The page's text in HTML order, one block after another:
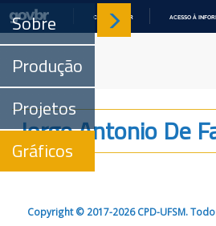
COMUNICA BR ACESSO À
Sobre
Produção
Projetos
Gráficos
Jorge Antonio De
Copyright © 2017-2026 CPD-UFSM.